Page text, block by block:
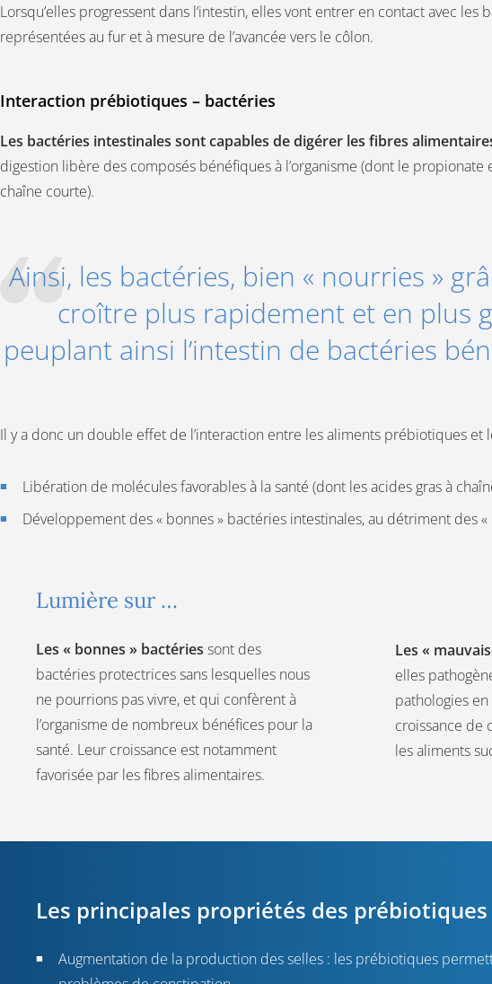
Lorsqu’elles progressent dans l’intestin, elles vont entrer en contact avec
représentées au fur et à mesure de l’avancée vers le côlon.
Interaction prébiotiques – bactéries
Les bactéries intestinales sont capables de digérer les fibres
digestion libère des composés bénéfiques à l’organisme (dont le propionate
chaîne courte).
Ainsi, les bactéries, bien « nourries »
croître plus rapidement et en plus
peuplant ainsi l’intestin de bactéries
Il y a donc un double effet de l’interaction entre les aliments prébiotiques et
Libération de molécules favorables à la santé (dont les acides gras à
Développement des « bonnes » bactéries intestinales, au détriment des «
Lumière sur …
Les « bonnes » bactéries sont des
bactéries protectrices sans lesquelles nous
ne pourrions pas vivre, et qui confèrent à
l’organisme de nombreux bénéfices pour la
santé. Leur croissance est notamment
favorisée par les fibres alimentaires.
Les «
elles
pathologies
croissance de
les aliments
Les principales propriétés des prébiotiques
Augmentation de la production des selles : les prébiotiques